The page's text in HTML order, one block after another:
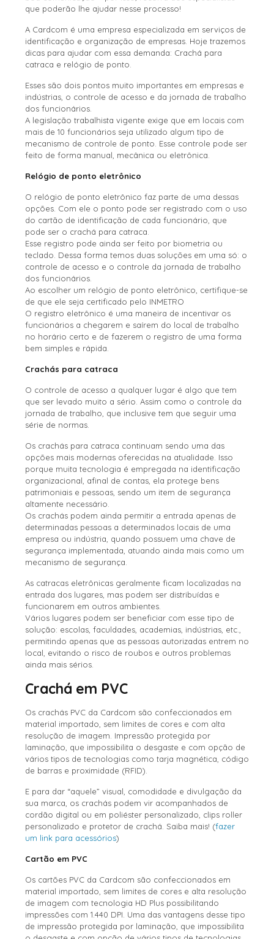
que poderão lhe ajudar nesse processo!
A Cardcom é uma empresa especializada em serviços de
identificação e organização de empresas. Hoje trazemos
dicas para ajudar com essa demanda: Crachá para
catraca e relógio de ponto.
Esses são dois pontos muito importantes em empresas e
indústrias, o controle de acesso e da jornada de trabalho
dos funcionários.
A legislação trabalhista vigente exige que em locais com
mais de 10 funcionários seja utilizado algum tipo de
mecanismo de controle de ponto. Esse controle pode ser
feito de forma manual, mecânica ou eletrônica.
Relógio de ponto eletrônico
O relógio de ponto eletrônico faz parte de uma dessas
opções. Com ele o ponto pode ser registrado com o uso
do cartão de identificação de cada funcionário, que
pode ser o crachá para catraca.
Esse registro pode ainda ser feito por biometria ou
teclado. Dessa forma temos duas soluções em uma só: o
controle de acesso e o controle da jornada de trabalho
dos funcionários.
Ao escolher um relógio de ponto eletrônico, certifique-se
de que ele seja certificado pelo INMETRO
O registro eletrônico é uma maneira de incentivar os
funcionários a chegarem e saírem do local de trabalho
no horário certo e de fazerem o registro de uma forma
bem simples e rápida.
Crachás para catraca
O controle de acesso a qualquer lugar é algo que tem
que ser levado muito a sério. Assim como o controle da
jornada de trabalho, que inclusive tem que seguir uma
série de normas.
Os crachás para catraca continuam sendo uma das
opções mais modernas oferecidas na atualidade. Isso
porque muita tecnologia é empregada na identificação
organizacional, afinal de contas, ela protege bens
patrimoniais e pessoas, sendo um item de segurança
altamente necessário.
Os crachás podem ainda permitir a entrada apenas de
determinadas pessoas a determinados locais de uma
empresa ou indústria, quando possuem uma chave de
segurança implementada, atuando ainda mais como um
mecanismo de segurança.
As catracas eletrônicas geralmente ficam localizadas na
entrada dos lugares, mas podem ser distribuídas e
funcionarem em outros ambientes.
Vários lugares podem ser beneficiar com esse tipo de
solução: escolas, faculdades, academias, indústrias, etc.,
permitindo apenas que as pessoas autorizadas entrem no
local, evitando o risco de roubos e outros problemas
ainda mais sérios.
Crachá em PVC
Os crachás PVC da Cardcom são confeccionados em
material importado, sem limites de cores e com alta
resolução de imagem. Impressão protegida por
laminação, que impossibilita o desgaste e com opção de
vários tipos de tecnologias como tarja magnética, código
de barras e proximidade (RFID).
E para dar “aquele” visual, comodidade e divulgação da
sua marca, os crachás podem vir acompanhados de
cordão digital ou em poliéster personalizado, clips roller
personalizado e protetor de crachá. Saiba mais! (fazer
um link para acessórios)
Cartão em PVC
Os cartões PVC da Cardcom são confeccionados em
material importado, sem limites de cores e alta resolução
de imagem com tecnologia HD Plus possibilitando
impressões com 1.440 DPI. Uma das vantagens desse tipo
de impressão protegida por laminação, que impossibilita